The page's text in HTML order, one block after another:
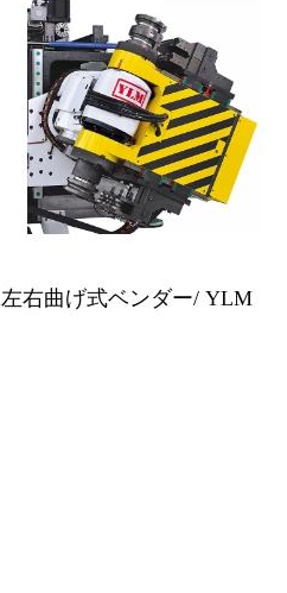
左右曲げ式ベンダー/ YLM